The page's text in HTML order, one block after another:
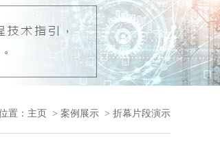
置： 主页 > 案例展示 > 折幕片段演示